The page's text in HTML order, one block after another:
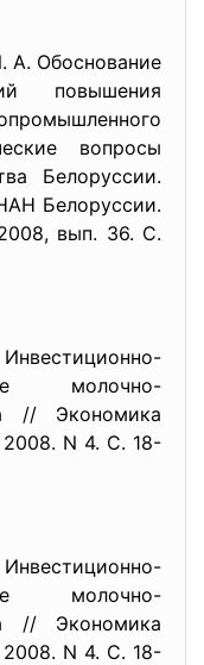
А. Обоснование
повышения
вопросы
Белоруссии.
Белоруссии.
вып. 36. С.
молочно-
// Экономика
2008. N 4. С. 18-
молочно-
// Экономика
2008. N 4. С. 18-